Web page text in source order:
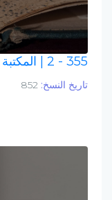
355 - 2
|
تاريخ النسخ: